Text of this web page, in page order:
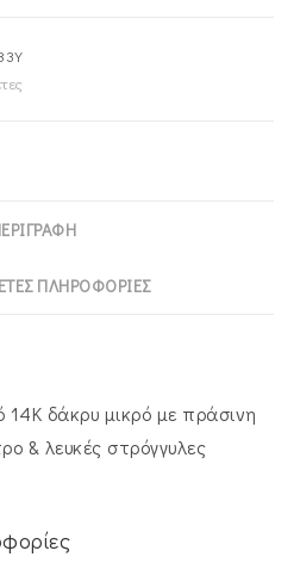
ΠΛΗΡΟΦΟΡΊΕΣ
14Κ δάκρυ μικρό με πράσινη
& λευκές στρόγγυλες